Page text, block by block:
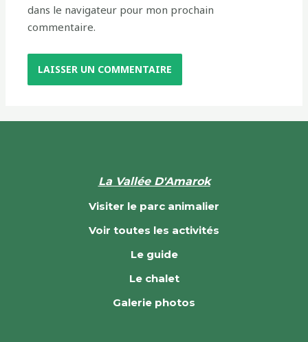
dans le navigateur pour mon prochain
commentaire.
La Vallée D'Amarok
Visiter le parc animalier
Voir toutes les activités
Le guide
Le chalet
Galerie photos